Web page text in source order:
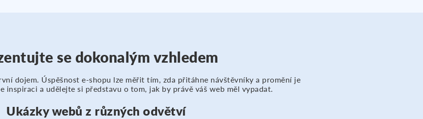
se dokonalým vzhledem
dojem. Úspěšnost e-shopu lze měřit tím, zda přitáhne návštěvníky a promění je
inspiraci a udělejte si představu o tom, jak by právě váš web měl vypadat.
Ukázky webů z různých odvětví